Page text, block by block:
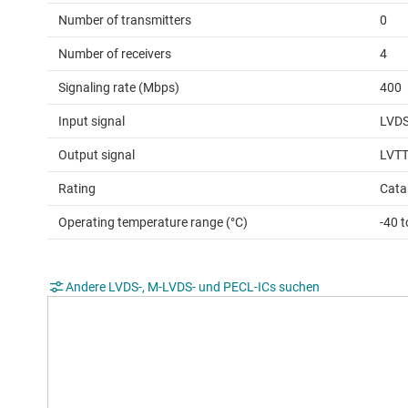
Number of transmitters 0
Number of receivers 4
Signaling rate (Mbps) 400
Input signal
Output signal
Rating
Operating temperature range (°C) -40
Andere LVDS-, M-LVDS- und PECL-ICs suchen